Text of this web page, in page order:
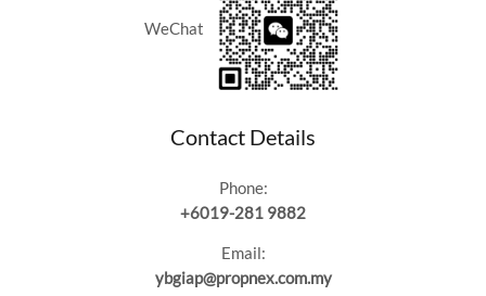
WeChat
Contact Details
Phone:
+6019-281 9882
Email:
ybgiap@propnex.com.my